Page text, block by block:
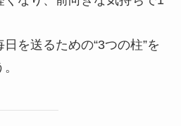
を送るための“3つの柱”を